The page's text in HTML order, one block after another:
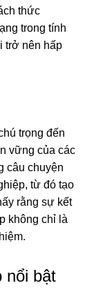
thức
trong tính
trở nên hấp
trọng đến
vững của các
câu chuyện
từ đó tạo
rằng sự kết
không chỉ là
nổi bật